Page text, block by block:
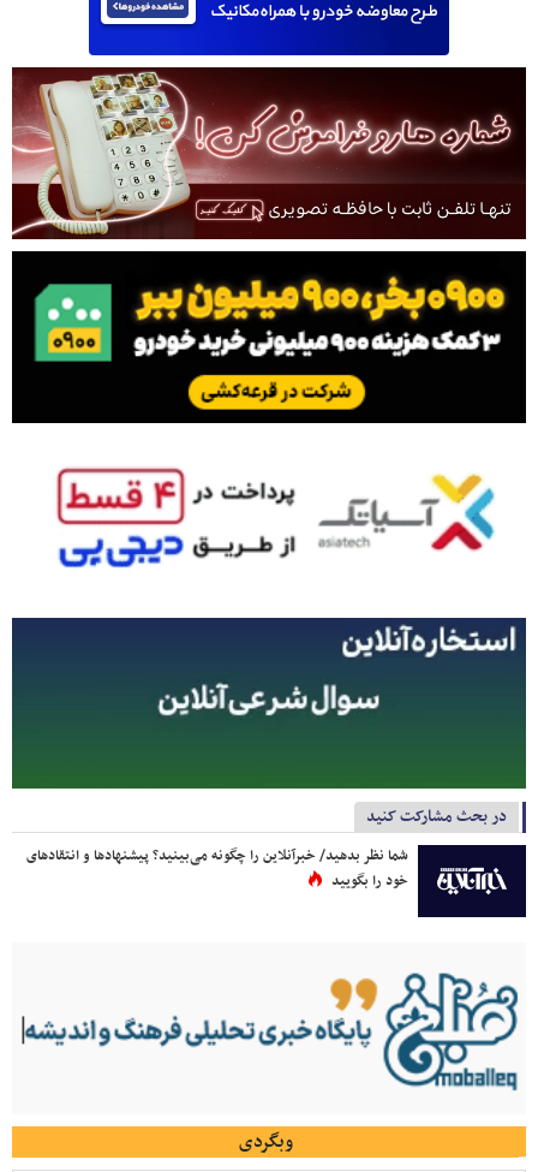
در بحث مشارکت کنید
شما نظر بدهید/ خبرآنلاین را چگونه می‌بینید؟ پیشنهادها و انتقادهای
خود را بگویید
وبگردی